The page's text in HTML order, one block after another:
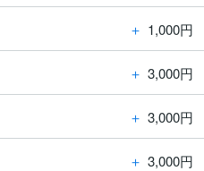
＋ 1,000円
＋ 3,000円
＋ 3,000円
＋ 3,000円